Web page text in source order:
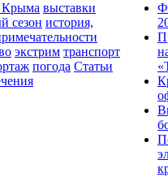
Крыма выставки
сезон история,
экстрим транспорт
погода Статьи